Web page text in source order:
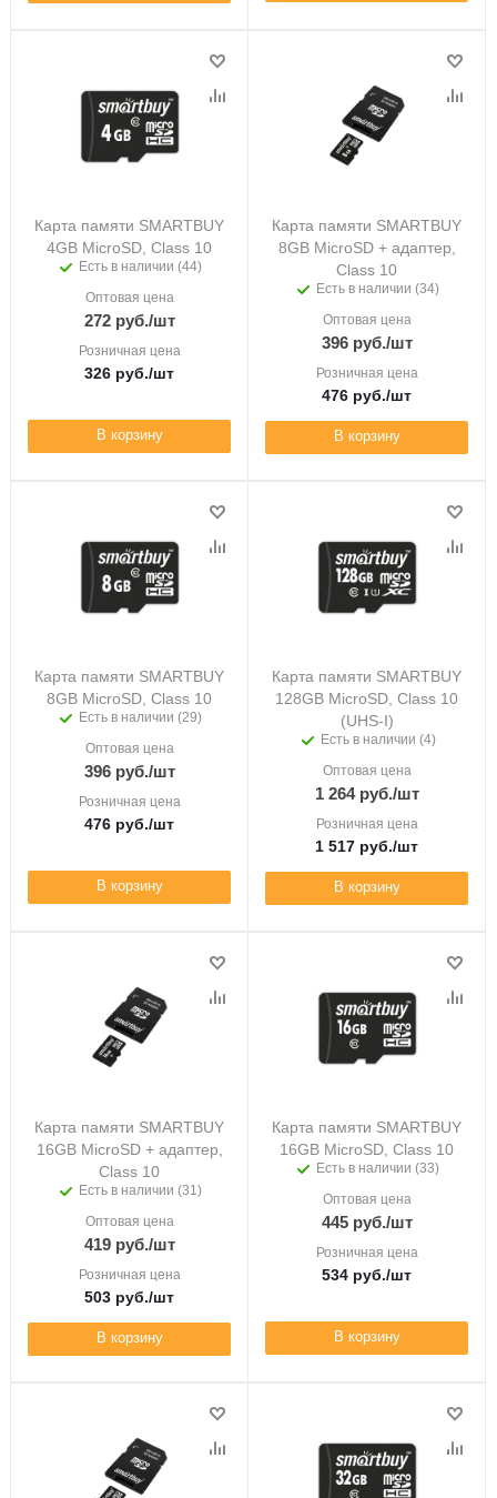
Карта памяти SMARTBUY
4GB MicroSD, Class 10
Есть в наличии (44)
Оптовая цена
272руб./шт
Розничная цена
326 руб./шт
В корзину
Карта памяти SMARTBUY
8GB MicroSD + адаптер,
Class 10
Есть в наличии (34)
Оптовая цена
396руб./шт
Розничная цена
476 руб./шт
В корзину
Карта памяти SMARTBUY
8GB MicroSD, Class 10
Есть в наличии (29)
Оптовая цена
396руб./шт
Розничная цена
476 руб./шт
В корзину
Карта памяти SMARTBUY
128GB MicroSD, Class 10
(UHS-I)
Есть в наличии (4)
Оптовая цена
1 264руб./шт
Розничная цена
1 517 руб./шт
В корзину
Карта памяти SMARTBUY
16GB MicroSD + адаптер,
Class 10
Есть в наличии (31)
Оптовая цена
419руб./шт
Розничная цена
503 руб./шт
В корзину
Карта памяти SMARTBUY
16GB MicroSD, Class 10
Есть в наличии (33)
Оптовая цена
445руб./шт
Розничная цена
534 руб./шт
В корзину